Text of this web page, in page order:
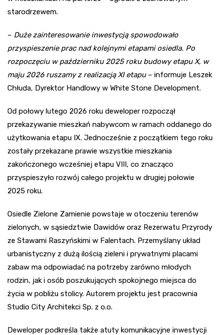
starodrzewem.
– Duże zainteresowanie inwestycją spowodowało
przyspieszenie prac nad kolejnymi etapami osiedla. Po
rozpoczęciu w październiku 2025 roku budowy etapu X, w
maju 2026 ruszamy z realizacją XI etapu – informuje Leszek
Chłuda, Dyrektor Handlowy w White Stone Development.
Od połowy lutego 2026 roku deweloper rozpoczął
przekazywanie mieszkań nabywcom w ramach oddanego do
użytkowania etapu IX. Jednocześnie z początkiem tego roku
zostały przekazane prawie wszystkie mieszkania
zakończonego wcześniej etapu VIII, co znacząco
przyspieszyło rozwój całego projektu w drugiej połowie
2025 roku.
Osiedle Zielone Zamienie powstaje w otoczeniu terenów
zielonych, w sąsiedztwie Dawidów oraz Rezerwatu Przyrody
ze Stawami Raszyńskimi w Falentach. Przemyślany układ
urbanistyczny z dużą ilością zieleni i prywatnymi placami
zabaw ma odpowiadać na potrzeby zarówno młodych
rodzin, jak i osób poszukujących spokojnego miejsca do
życia w pobliżu stolicy. Autorem projektu jest pracownia
Studio City Architekci Sp. z o.o.
Deweloper podkreśla także atuty komunikacyjne inwestycji